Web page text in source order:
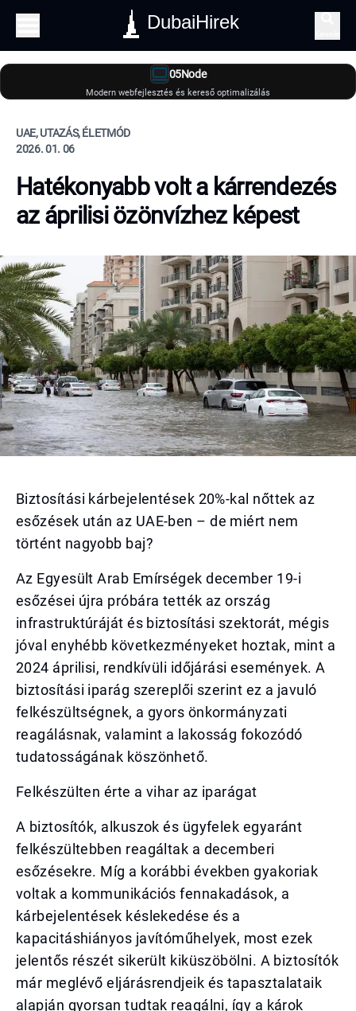
DubaiHirek
05Node
Modern webfejlesztés és kereső optimalizálás
UAE, UTAZÁS, ÉLETMÓD
2026. 01. 06
Hatékonyabb volt a kárrendezés
az áprilisi özönvízhez képest
Biztosítási kárbejelentések 20%-kal nőttek az
esőzések után az UAE-ben – de miért nem
történt nagyobb baj?
Az Egyesült Arab Emírségek december 19-i
esőzései újra próbára tették az ország
infrastruktúráját és biztosítási szektorát, mégis
jóval enyhébb következményeket hoztak, mint a
2024 áprilisi, rendkívüli időjárási események. A
biztosítási iparág szereplői szerint ez a javuló
felkészültségnek, a gyors önkormányzati
reagálásnak, valamint a lakosság fokozódó
tudatosságának köszönhető.
Felkészülten érte a vihar az iparágat
A biztosítók, alkuszok és ügyfelek egyaránt
felkészültebben reagáltak a decemberi
esőzésekre. Míg a korábbi években gyakoriak
voltak a kommunikációs fennakadások, a
kárbejelentések késlekedése és a
kapacitáshiányos javítóműhelyek, most ezek
jelentős részét sikerült kiküszöbölni. A biztosítók
már meglévő eljárásrendjeik és tapasztalataik
alapján gyorsan tudtak reagálni, így a károk